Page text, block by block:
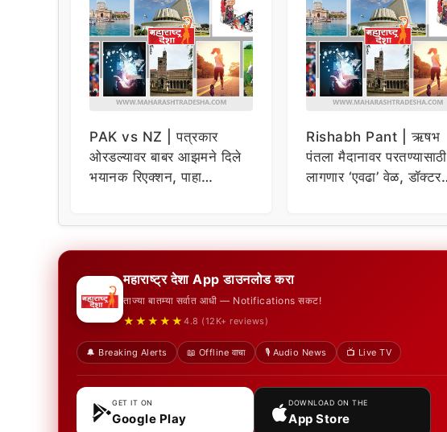
PAK vs NZ | पत्रकार
ओरडल्यावर बाबर आझमने दिले
भयानक रिएक्शन, पाहा
Rishabh Pant | ऋषभ
पंतला मैदानावर परतण्यासाठी
लागणार ‘एवढा’ वेळ, डॉक्टर
महाराष्ट्र देशा App डाउनलोड करा
ताज्या बातम्या सर्वात आधी — Notifications सकट!
★★★★★ 4.8 (12K+ reviews)
🔔 Breaking Alerts 📖 Offline वाचा 🎙️ Audio News 📺 Live TV
GET IT ON
Google Play
DOWNLOAD ON THE
App Store